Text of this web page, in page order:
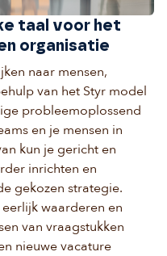
taal voor het
organisatie
naar mensen,
van het Styr model
probleemoplossend
en je mensen in
kun je gericht en
inrichten en
gekozen strategie.
waarderen en
van vraagstukken
nieuwe vacature